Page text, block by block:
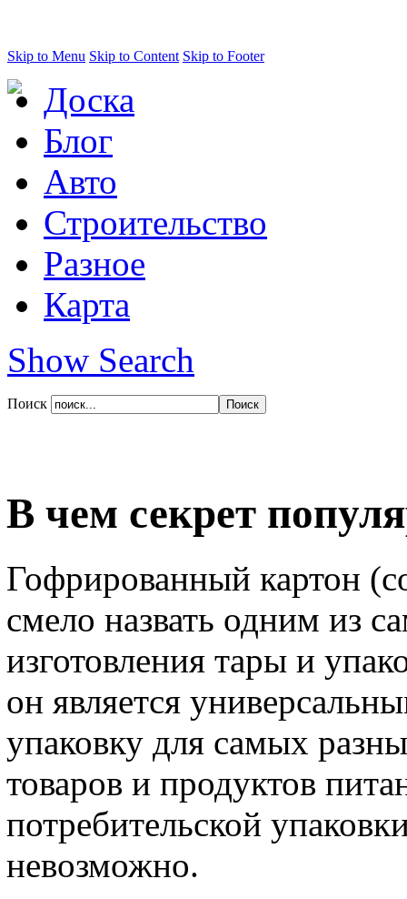
Skip to Menu Skip to Content Skip to Footer
Доска
Блог
Авто
Строительство
Разное
Карта
Show Search
Поиск
В чем секрет
Гофрированный картон
смело назвать одним из
изготовления тары и
он является
упаковку для самых
товаров и продуктов
потребительской
невозможно.